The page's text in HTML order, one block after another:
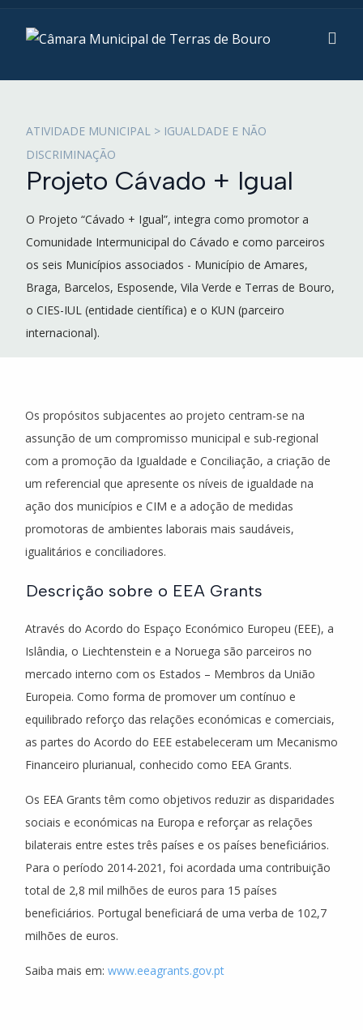
ATIVIDADE MUNICIPAL > IGUALDADE E NÃO
DISCRIMINAÇÃO
Projeto Cávado + Igual
O Projeto “Cávado + Igual”, integra como promotor a
Comunidade Intermunicipal do Cávado e como parceiros
os seis Municípios associados - Município de Amares,
Braga, Barcelos, Esposende, Vila Verde e Terras de Bouro,
o CIES-IUL (entidade científica) e o KUN (parceiro
internacional).
Os propósitos subjacentes ao projeto centram-se na
assunção de um compromisso municipal e sub-regional
com a promoção da Igualdade e Conciliação, a criação de
um referencial que apresente os níveis de igualdade na
ação dos municípios e CIM e a adoção de medidas
promotoras de ambientes laborais mais saudáveis,
igualitários e conciliadores.
Descrição sobre o EEA Grants
Através do Acordo do Espaço Económico Europeu (EEE), a
Islândia, o Liechtenstein e a Noruega são parceiros no
mercado interno com os Estados – Membros da União
Europeia. Como forma de promover um contínuo e
equilibrado reforço das relações económicas e comerciais,
as partes do Acordo do EEE estabeleceram um Mecanismo
Financeiro plurianual, conhecido como EEA Grants.
Os EEA Grants têm como objetivos reduzir as disparidades
sociais e económicas na Europa e reforçar as relações
bilaterais entre estes três países e os países beneficiários.
Para o período 2014-2021, foi acordada uma contribuição
total de 2,8 mil milhões de euros para 15 países
beneficiários. Portugal beneficiará de uma verba de 102,7
milhões de euros.
Saiba mais em: www.eeagrants.gov.pt